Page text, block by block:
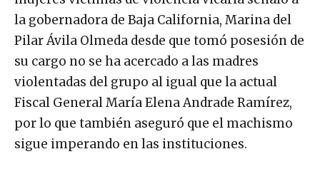
la gobernadora de Baja California, Marina del
Pilar Ávila Olmeda desde que tomó posesión de
su cargo no se ha acercado a las madres
violentadas del grupo al igual que la actual
Fiscal General María Elena Andrade Ramírez,
por lo que también aseguró que el machismo
sigue imperando en las instituciones.